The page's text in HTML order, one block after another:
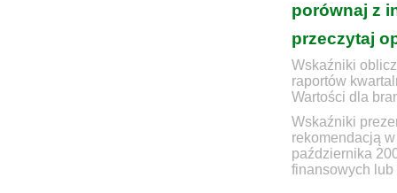
porównaj z
przeczytaj
Wskaźniki
raportów
Wartości dla
Wskaźniki
rekomendacją
października
finansowych lub